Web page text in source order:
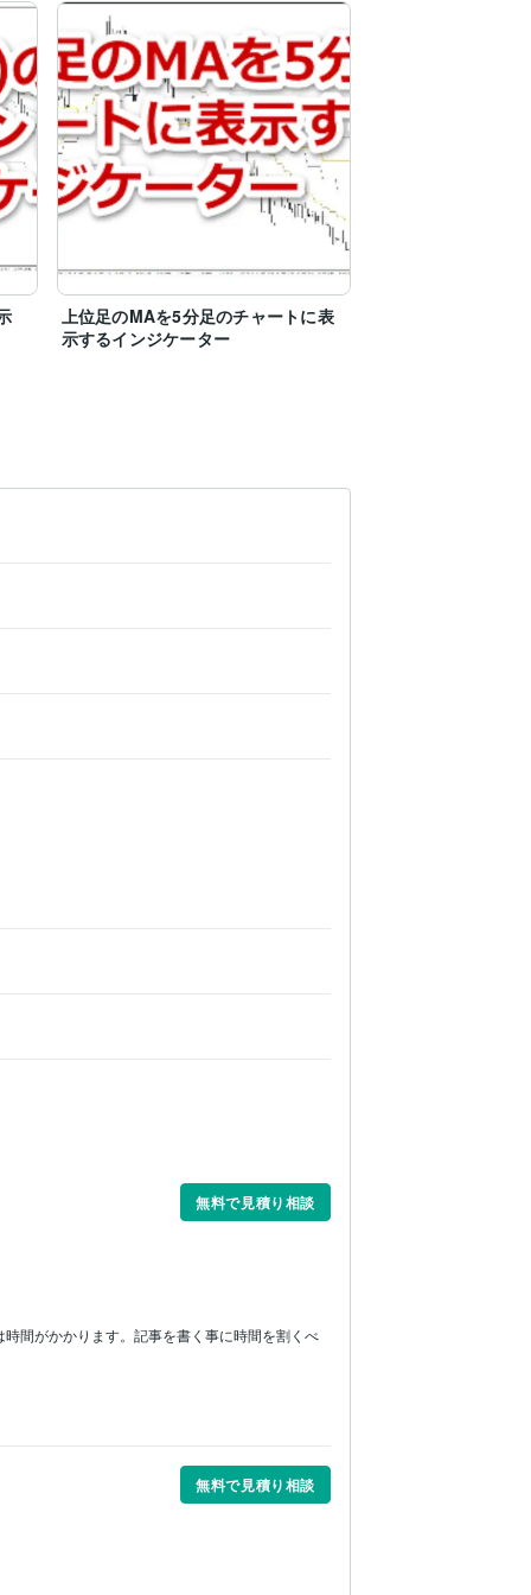
上位足のMAを5分足のチャートに表
示するインジケーター
無料で見積り相談
間がかかります。記事を書く事に時間を割くべ
無料で見積り相談